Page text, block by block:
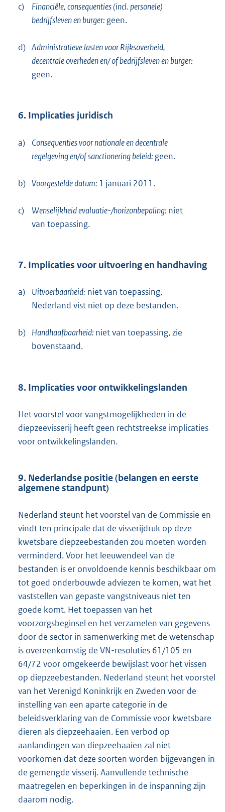
c)
Financiële, consequenties (incl. personele)
bedrijfsleven en burger: geen.
d) Administratieve lasten voor Rijksoverheid,
decentrale overheden en/ of bedrijfsleven en burger:
geen.
6. Implicaties juridisch
a)
Consequenties voor nationale en decentrale
regelgeving en/of sanctionering beleid: geen.
b) Voorgestelde datum: 1 januari 2011.
c) Wenselijkheid evaluatie-/horizonbepaling: niet
van toepassing.
7. Implicaties voor uitvoering en handhaving
a) Uitvoerbaarheid: niet van toepassing,
Nederland vist niet op deze bestanden.
b) Handhaafbaarheid: niet van toepassing, zie
bovenstaand.
8. Implicaties voor ontwikkelingslanden
Het voorstel voor vangstmogelijkheden in de
diepzeevisserij heeft geen rechtstreekse implicaties
voor ontwikkelingslanden.
9. Nederlandse positie (belangen en eerste
algemene standpunt)
Nederland steunt het voorstel van de Commissie en
vindt ten principale dat de visserijdruk op deze
kwetsbare diepzeebestanden zou moeten worden
verminderd. Voor het leeuwendeel van de
bestanden is er onvoldoende kennis beschikbaar om
tot goed onderbouwde adviezen te komen, wat het
vaststellen van gepaste vangstniveaus niet ten
goede komt. Het toepassen van het
voorzorgsbeginsel en het verzamelen van gegevens
door de sector in samenwerking met de wetenschap
is overeenkomstig de VN-resoluties 61/105 en
64/72 voor omgekeerde bewijslast voor het vissen
op diepzeebestanden. Nederland steunt het voorstel
van het Verenigd Koninkrijk en Zweden voor de
instelling van een aparte categorie in de
beleidsverklaring van de Commissie voor kwetsbare
dieren als diepzeehaaien. Een verbod op
aanlandingen van diepzeehaaien zal niet
voorkomen dat deze soorten worden bijgevangen in
de gemengde visserij. Aanvullende technische
maatregelen en beperkingen in de inspanning zijn
daarom nodig.